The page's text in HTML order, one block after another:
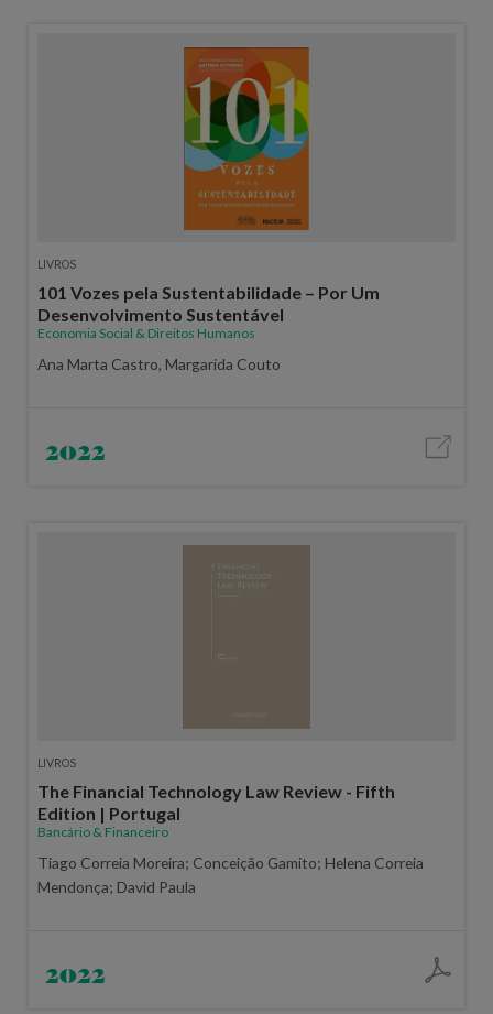
LIVROS
101 Vozes pela Sustentabilidade – Por Um
Desenvolvimento Sustentável
Economia Social & Direitos Humanos
Ana Marta Castro, Margarida Couto
2022
LIVROS
The Financial Technology Law Review - Fifth
Edition | Portugal
Bancário & Financeiro
Tiago Correia Moreira; Conceição Gamito; Helena Correia
Mendonça; David Paula
2022